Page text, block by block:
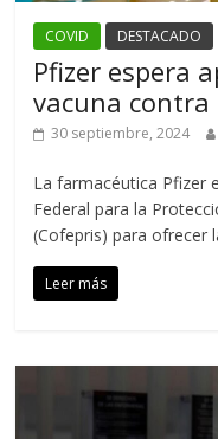
COVID DESTACADO
Pfizer espera
vacuna contra
30 septiembre, 2024
La farmacéutica Pfizer
Federal para la
(Cofepris) para ofrecer
Leer más